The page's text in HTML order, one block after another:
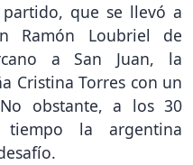
que se llevó a
Ramón Loubriel de
a San Juan, la
Cristina Torres con un
obstante, a los 30
tiempo la argentina